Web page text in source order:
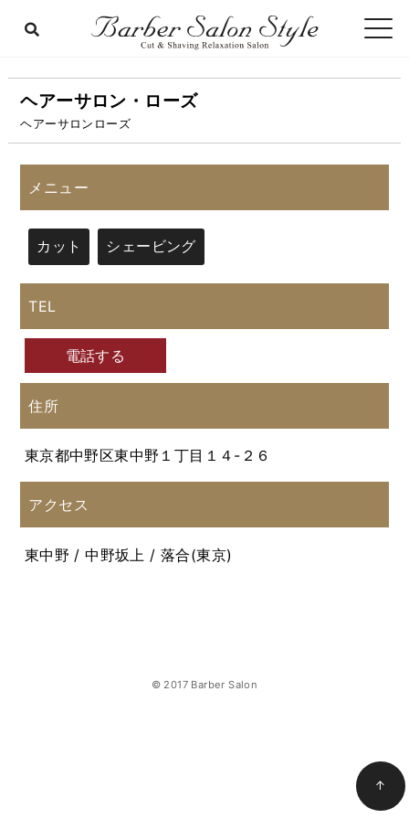
ヘアーサロン・ローズ
ヘアーサロンローズ
メニュー
カット シェービング
TEL
電話する
住所
東京都中野区東中野１丁目１４-２６
アクセス
東中野 / 中野坂上 / 落合(東京)
© 2017 Barber Salon
↑